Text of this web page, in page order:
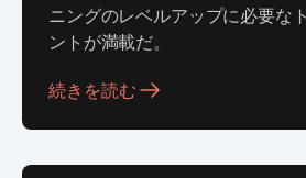
ニングのレベルアップに必要な
ントが満載だ。
続きを読む